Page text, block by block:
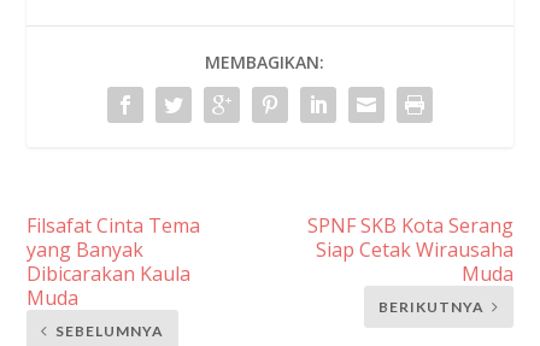
MEMBAGIKAN:
Filsafat Cinta Tema
yang Banyak
Dibicarakan Kaula
Muda
SEBELUMNYA
SPNF SKB Kota Serang
Siap Cetak Wirausaha
Muda
BERIKUTNYA